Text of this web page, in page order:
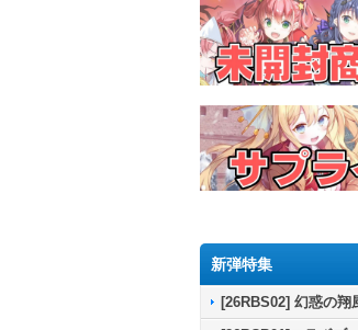
新弾特集
[26RBS02] 幻惑の翔